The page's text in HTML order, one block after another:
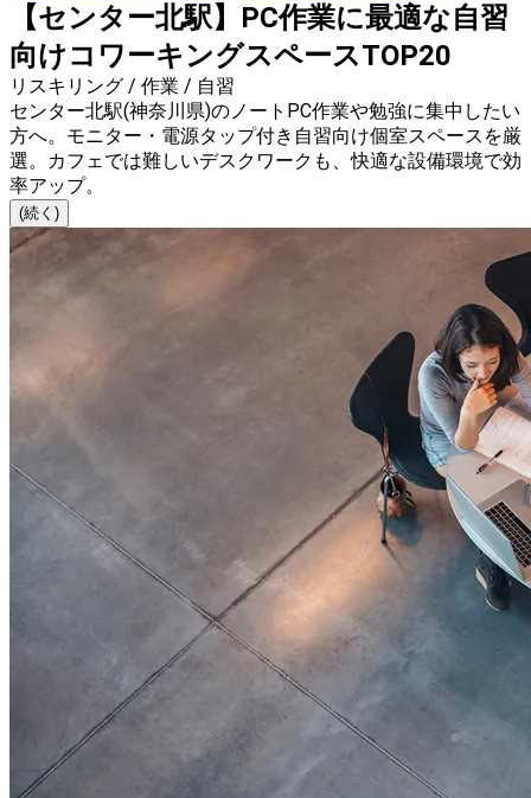
【センター北駅】PC作業に最適な自習
向けコワーキングスペースTOP20
リスキリング / 作業 / 自習
センター北駅(神奈川県)のノートPC作業や勉強に集中したい
方へ。モニター・電源タップ付き自習向け個室スペースを厳
選。カフェでは難しいデスクワークも、快適な設備環境で効
率アップ。
(続く)